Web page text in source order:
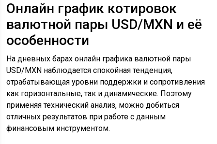
Онлайн график котировок
валютной пары USD/MXN и её
особенности
На дневных барах онлайн графика валютной пары
USD/MXN наблюдается спокойная тенденция,
отрабатывающая уровни поддержки и сопротивления
как горизонтальные, так и динамические. Поэтому
применяя технический анализ, можно добиться
отличных результатов при работе с данным
финансовым инструментом.